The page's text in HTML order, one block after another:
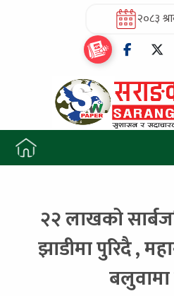
२०८३
२२ लाखको
झाडीमा पुरिदै ,
बलुवामा